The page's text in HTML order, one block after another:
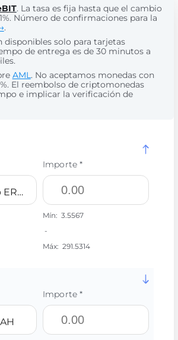
. La tasa es fija hasta que el cambio
Número de confirmaciones para la
.
disponibles solo para tarjetas
de entrega es de 30 minutos a
AML. No aceptamos monedas con
El reembolso de criptomonedas
e implicar la verificación de
Uniswap ERC20 UNI
Importe *
Mín: 3.5567
-
Máx: 291.5314
Importe *